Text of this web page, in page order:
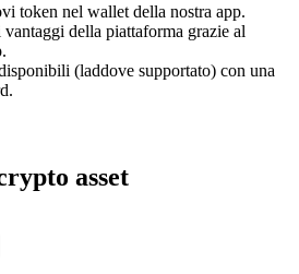
token nel wallet della nostra app.
della piattaforma grazie al
(laddove supportato) con una
asset